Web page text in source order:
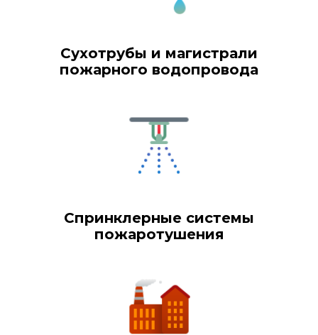
Сухотрубы и магистрали
пожарного водопровода
Спринклерные системы
пожаротушения